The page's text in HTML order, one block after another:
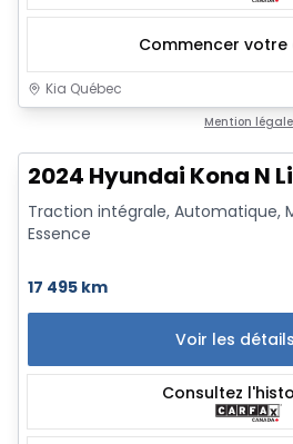
Commencer
Kia Québec
Mention légale
2024 Hyundai Kona N
Traction intégrale, Automatique,
Essence
17 495 km
Voir les détails
Consultez